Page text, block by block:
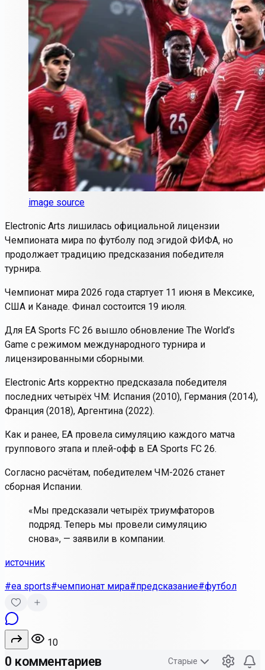
image source
Electronic Arts лишилась официальной лицензии
Чемпионата мира по футболу под эгидой ФИФА, но
продолжает традицию предсказания победителя
турнира.
Чемпионат мира 2026 года стартует 11 июня в Мексике,
США и Канаде. Финал состоится 19 июля.
Для EA Sports FC 26 вышло обновление The World’s
Game с режимом международного турнира и
лицензированными сборными.
Electronic Arts корректно предсказала победителя
последних четырёх ЧМ: Испания (2010), Германия (2014),
Франция (2018), Аргентина (2022).
Как и ранее, EA провела симуляцию каждого матча
группового этапа и плей-офф в EA Sports FC 26.
Согласно расчётам, победителем ЧМ-2026 станет
сборная Испании.
«Мы предсказали четырёх триумфаторов
подряд. Теперь мы провели симуляцию
снова», — заявили в компании.
источник
#ea sports#чемпионат мира#предсказание#футбол
10
0 комментариев Старые